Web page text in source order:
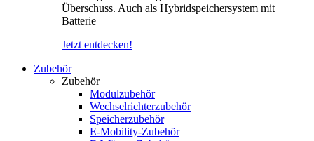
Überschuss. Auch als Hybridspeichersystem mit
Batterie
Jetzt entdecken!
Zubehör
Zubehör
Modulzubehör
Wechselrichterzubehör
Speicherzubehör
E-Mobility-Zubehör